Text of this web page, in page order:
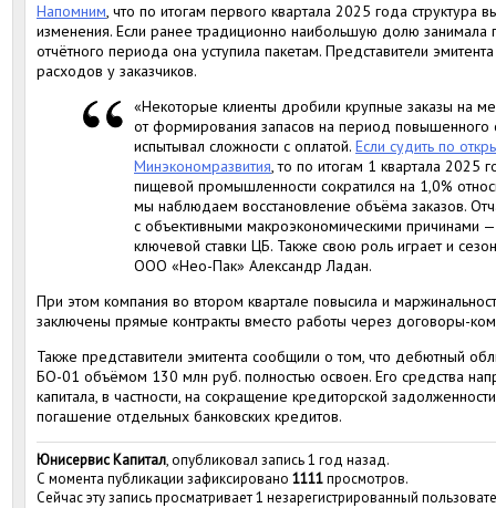
Напомним, что по итогам первого квартала 2025 года
изменения. Если ранее традиционно наибольшую долю занимала
отчётного периода она уступила пакетам. Представители
расходов у заказчиков.
«Некоторые клиенты дробили крупные заказы на
от формирования запасов на период повышенного
испытывал сложности с оплатой. Если судить по
Минэкономразвития, то по итогам 1 квартала 2025
пищевой промышленности сократился на 1,0%
мы наблюдаем восстановление объёма заказов.
с объективными макроэкономическими причинами
ключевой ставки ЦБ. Также свою роль играет и
ООО «Нео-Пак» Александр Ладан.
При этом компания во втором квартале повысила и
заключены прямые контракты вместо работы через договоры-
Также представители эмитента сообщили о том, что дебютный
БО-01 объёмом 130 млн руб. полностью освоен. Его средства
капитала, в частности, на сокращение кредиторской
погашение отдельных банковских кредитов.
Юнисервис Капитал, опубликовал запись 1 год назад.
С момента публикации зафиксировано 1111просмотров.
Сейчас эту запись просматривает 1 незарегистрированный